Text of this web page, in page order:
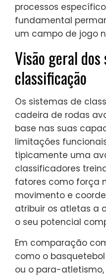
processos
fundamental
um campo de jogo
Visão geral
classificação
Os sistemas de
cadeira de rodas
base nas suas
limitações
tipicamente uma
classificadores
fatores como força
movimento e
atribuir os atletas a
o seu potencial
Em comparação
como o
ou o para-